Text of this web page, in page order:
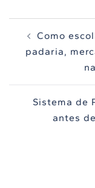
posts
Como
padaria,
Sistema de
antes